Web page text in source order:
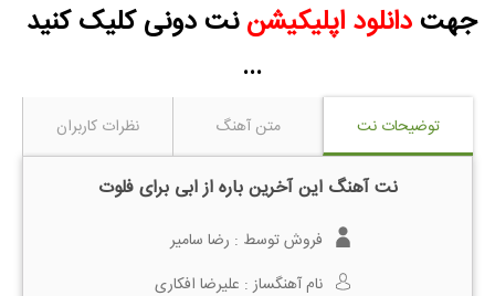
جهتدانلود اپلیکیشن نت دونی کلیک کنید
...
توضیحات نت متن آهنگ نظرات کاربران
نت آهنگ این آخرین باره از ابی برای فلوت
فروش توسط : رضا سامیر
نام آهنگساز : علیرضا افکاری